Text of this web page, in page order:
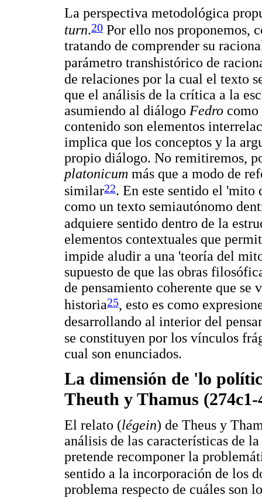
La perspectiva metodológica
turn.20 Por ello nos proponemos,
tratando de comprender su
parámetro transhistórico de
de relaciones por la cual el texto
que el análisis de la crítica a la
asumiendo al diálogo Fedro como
contenido son elementos
implica que los conceptos y la
propio diálogo. No remitiremos,
platonicum más que a modo de
similar22. En este sentido el
como un texto semiautónomo
adquiere sentido dentro de la
elementos contextuales que
impide aludir a una 'teoría del
supuesto de que las obras
de pensamiento coherente que se
historia25, esto es como
desarrollando al interior del
se constituyen por los vínculos
cual son enunciados.
La dimensión de 'lo
Theuth y Thamus (274c1-
El relato (légein) de Theus y
análisis de las características de
pretende recomponer la
sentido a la incorporación de los
problema respecto de cuáles son